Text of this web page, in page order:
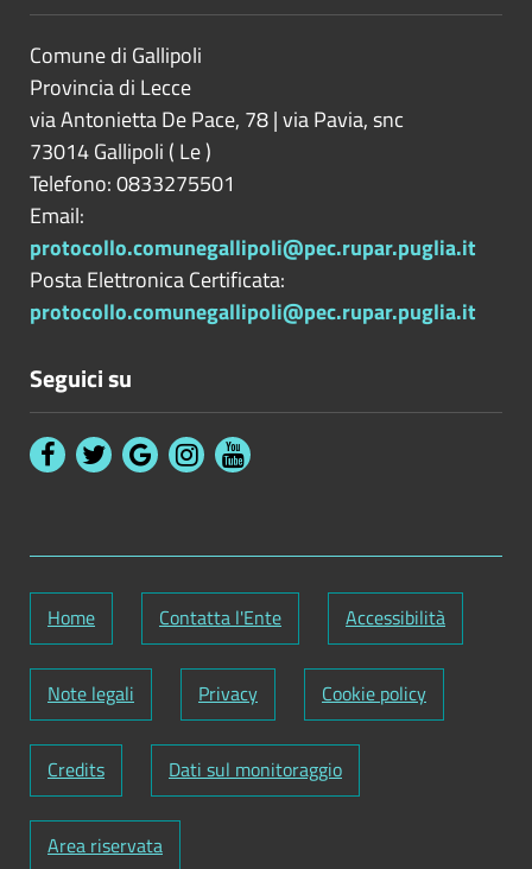
Comune di Gallipoli
Provincia di Lecce
via Antonietta De Pace, 78 | via Pavia, snc
73014Gallipoli ( Le)
Telefono: 0833275501
Email:
protocollo.comunegallipoli@pec.rupar.puglia.it
Posta Elettronica Certificata:
protocollo.comunegallipoli@pec.rupar.puglia.it
Seguici su
Home Contatta l'Ente Accessibilità
Note legali Privacy Cookie policy
Credits Dati sul monitoraggio
Area riservata